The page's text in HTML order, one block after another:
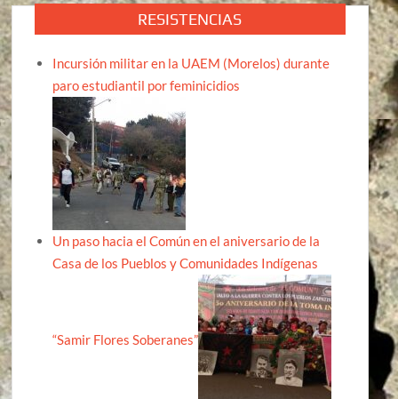
RESISTENCIAS
Incursión militar en la UAEM (Morelos) durante
paro estudiantil por feminicidios
Un paso hacia el Común en el aniversario de la
Casa de los Pueblos y Comunidades Indígenas
“Samir Flores Soberanes”